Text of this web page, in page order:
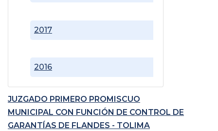
2016
2017
JUZGADO PRIMERO PROMISCUO
MUNICIPAL CON FUNCIÓN DE CONTROL DE
GARANTÍAS DE FLANDES - TOLIMA